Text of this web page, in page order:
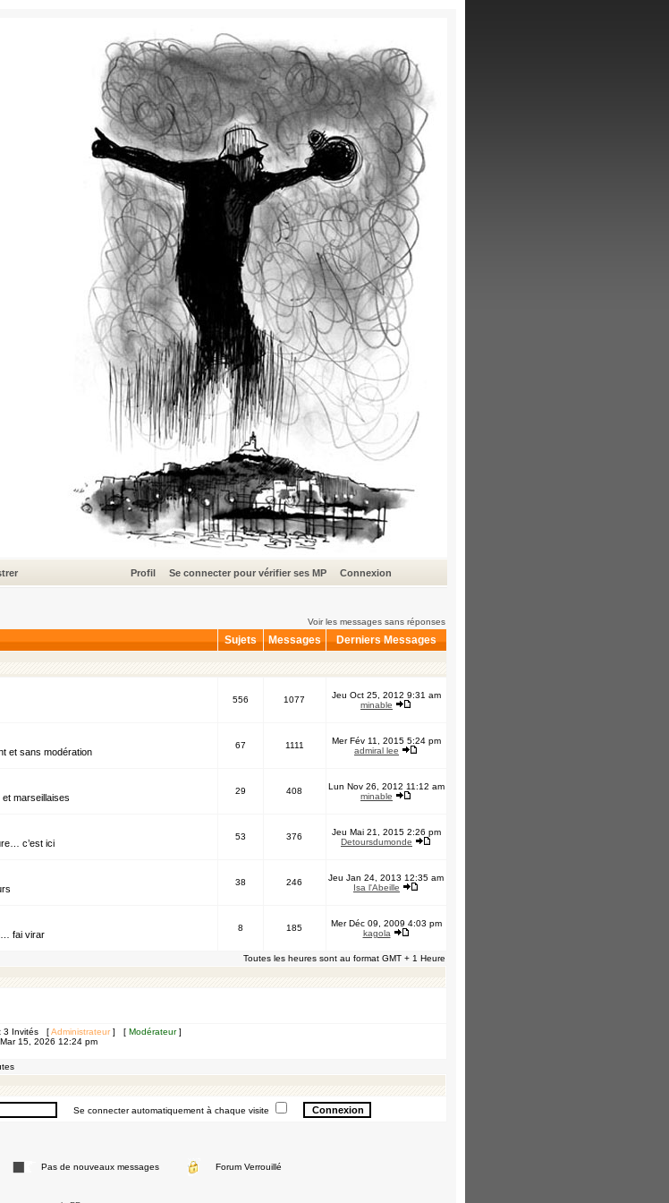
Profil Se connecter pour vérifier ses MP Connexion
Voir les messages sans réponses
Sujets Messages
Derniers Messages
556 1077
Jeu Oct 25, 2012 9:31 am
minable
et sans modération
67 1111
Mer Fév 11, 2015 5:24 pm
admiral lee
marseillaises
29 408
Lun Nov 26, 2012 11:12 am
minable
c’est ici
53 376
Jeu Mai 21, 2015 2:26 pm
Detoursdumonde
38 246
Jeu Jan 24, 2013 12:35 am
Isa l'Abeille
fai virar
8 185
Mer Déc 09, 2009 4:03 pm
kagola
Toutes les heures sont au format GMT + 1 Heure
3 Invités [Administrateur] [ Modérateur]
15, 2026 12:24 pm
Se connecter automatiquement à chaque visite
Pas de nouveaux messages Forum Verrouillé